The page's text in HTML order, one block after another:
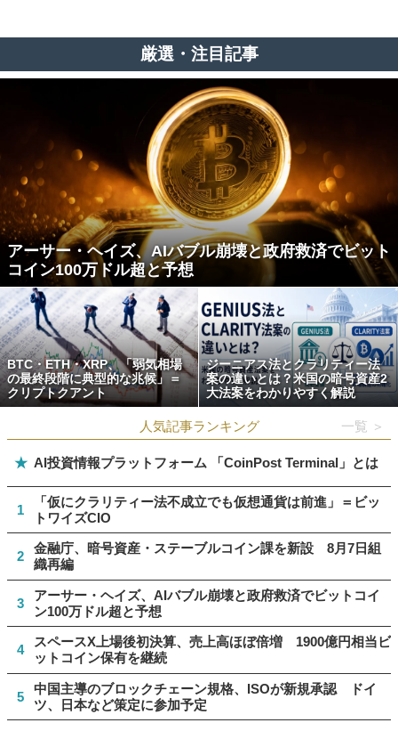
厳選・注目記事
アーサー・ヘイズ、AIバブル崩壊と政府救済でビット
コイン100万ドル超と予想
BTC・ETH・XRP、「弱気相場
の最終段階に典型的な兆候」＝
クリプトクアント
ジーニアス法とクラリティー法
案の違いとは？米国の暗号資産2
大法案をわかりやすく解説
人気記事ランキング 一覧 ＞
★ AI投資情報プラットフォーム 「CoinPost Terminal」とは
1
「仮にクラリティー法不成立でも仮想通貨は前進」＝ビッ
トワイズCIO
2
金融庁、暗号資産・ステーブルコイン課を新設 8月7日組
織再編
3
アーサー・ヘイズ、AIバブル崩壊と政府救済でビットコイ
ン100万ドル超と予想
4
スペースX上場後初決算、売上高ほぼ倍増 1900億円相当ビ
ットコイン保有を継続
5
中国主導のブロックチェーン規格、ISOが新規承認 ドイ
ツ、日本など策定に参加予定